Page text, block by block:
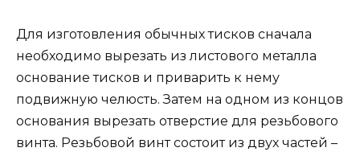
Для изготовления обычных тисков сначала
необходимо вырезать из листового металла
основание тисков и приварить к нему
подвижную челюсть. Затем на одном из концов
основания вырезать отверстие для резьбового
винта. Резьбовой винт состоит из двух частей –